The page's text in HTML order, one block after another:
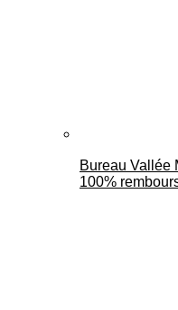
Bureau Vallée
100%